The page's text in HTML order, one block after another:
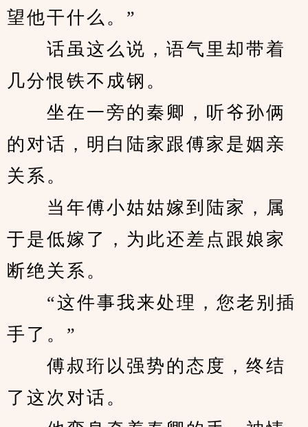
望他干什么。”
话虽这么说，语气里却带着
几分恨铁不成钢。
坐在一旁的秦卿，听爷孙俩
的对话，明白陆家跟傅家是姻亲
关系。
当年傅小姑姑嫁到陆家，属
于是低嫁了，为此还差点跟娘家
断绝关系。
“这件事我来处理，您老别插
手了。”
傅叔珩以强势的态度，终结
了这次对话。